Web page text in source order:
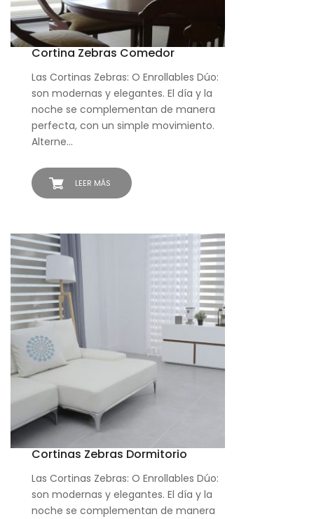
LEER MÁS
Cortina Zebras Comedor
Las Cortinas Zebras: O Enrollables Dúo:
son modernas y elegantes. El día y la
noche se complementan de manera
perfecta, con un simple movimiento.
Alterne…
Cortinas Zebras Dormitorio
Las Cortinas Zebras: O Enrollables Dúo:
son modernas y elegantes. El día y la
noche se complementan de manera